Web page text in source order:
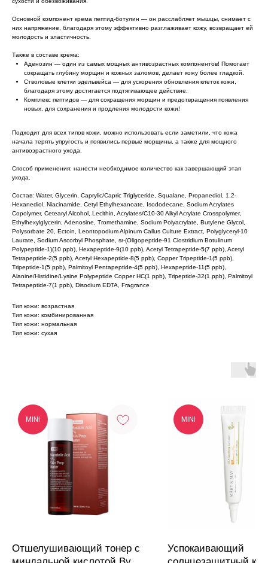
Основной компонент крема пептид-ботулин — он расслабляет мышцы, снимает с
них напряжение, благодаря этому эффективно разглаживает кожу, возвращает ей
молодость и эластичность.
Также в составе крема:
Аденозин — один из самых мощных антивозрастных компонентов! Помогает
сокращать глубину морщин и кожных заломов, делает кожу более гладкой.
Стволовые клетки эдельвейса — для ускорения обновления клеток кожи,
благодаря этому достигается подтягивающее действие.
Комплекс пептидов — для сокращения морщин и предотвращения появления
новых, для сохранения и продления молодости кожи!
Подходит для всех типов кожи, можно использовать если заметили, что кожа
начала терять упругость и появились первые морщины, а также для мощного
антивозрастного ухода.
Способ применения: нанести необходимое количество как завершающий этап
ухода.
Состав: Water, Glycerin, Caprylic/Capric Triglyceride, Squalane, Propanediol, 1,2-
Hexanediol, Niacinamide, Cetyl Ethylhexanoate, Isododecane, Sodium Acrylates
Copolymer, Cetearyl Alcohol, Lecithin, Acrylates/C10-30 Alkyl Acrylate Crosspolymer,
Ethylhexylglycerin, Adenosine, Tromethamine, Sodium Polyacrylate, Butylene Glycol,
Polysorbate 20, Ectoin, Leontopodium Alpinum Callus Culture Extract, Polyglyceryl-10
Laurate, Sodium Ascorbyl Phosphate, sr-(Oligopeptide-91 Clostridium Botulinum
Polypeptide-1)(10 ppb), Hexapeptide-9(10 ppb), Acetyl Tetrapeptide-5(7 ppb), Acetyl
Tetrapeptide-2(5 ppb), Acetyl Hexapeptide-8(5 ppb), Copper Tripeptide-1(5 ppb),
Tripeptide-1(5 ppb), Palmitoyl Pentapeptide-4(5 ppb), Hexapeptide-11(5 ppb),
Alanine/Histidine/Lysine Polypeptide Copper HC(1 ppb), Tripeptide-32(1 ppb), Palmitoyl
Tetrapeptide-7(1 ppb), Disodium EDTA, Fragrance
Тип кожи: возрастная
Тип кожи: комбинированная
Тип кожи: нормальная
Тип кожи: сухая
MINI
Отшелушивающий тонер с
MINI
Успокаивающий